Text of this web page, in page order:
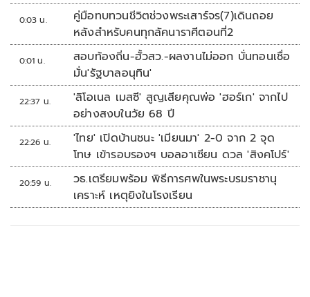
0:03 น.
คู่มือทบทวนชีวิตช่วงพระเสาร์จร(7)เดินถอย
หลังสำหรับคนทุกลัคนาราศีตอนที่2
0:01 น.
สอบท้องถิ่น-ฮั้วสว.-ผลงานไม่ออก บั่นทอนเชื่อ
มั่น'รัฐบาลอนุทิน'
22:37 น.
'ลิโอเนล เมสซี' สูญเสียคุณพ่อ 'ฮอร์เก' จากไป
อย่างสงบในวัย 68 ปี
22:26 น.
'ไทย' เปิดบ้านชนะ 'เมียนมา' 2-0 จาก 2 จุด
โทษ เข้ารอบรองฯ บอลอาเซียน ดวล 'สิงคโปร์'
20:59 น.
วธ.เตรียมพร้อม พิธีการศพในพระบรมราชานุ
เคราะห์ เหตุยิงในโรงเรียน